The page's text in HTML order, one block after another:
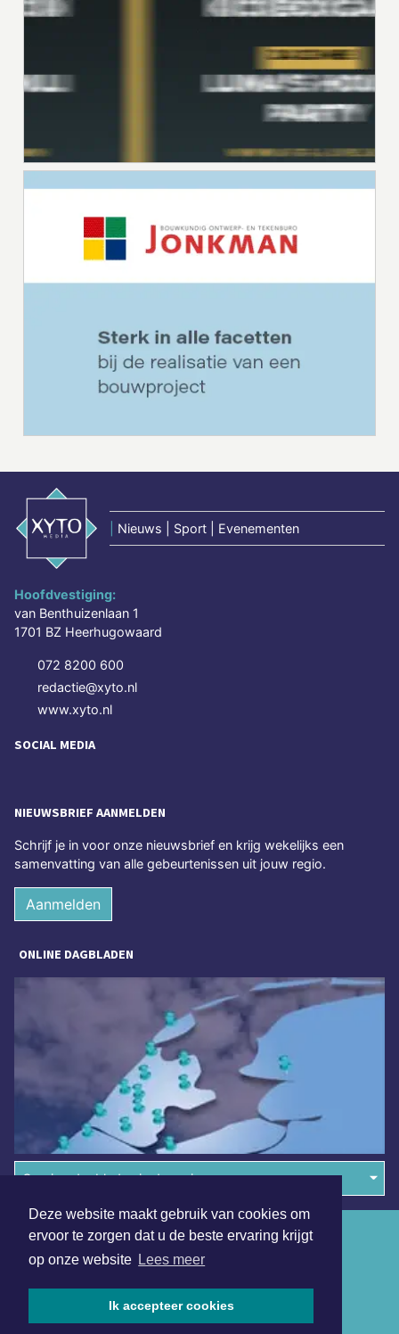
Deze website maakt gebruik van cookies om
ervoor te zorgen dat u de beste ervaring krijgt
op onze website Lees meer
Ik accepteer cookies
Nieuws | Sport | Evenementen
Hoofdvestiging:
van Benthuizenlaan 1
1701 BZ Heerhugowaard
072 8200 600
redactie@xyto.nl
www.xyto.nl
SOCIAL MEDIA
NIEUWSBRIEF AANMELDEN
Schrijf je in voor onze nieuwsbrief en krijg wekelijks een
samenvatting van alle gebeurtenissen uit jouw regio.
Aanmelden
ONLINE DAGBLADEN
Overige dagbladen in de regio
Algemene voorwaarden
Disclaimer